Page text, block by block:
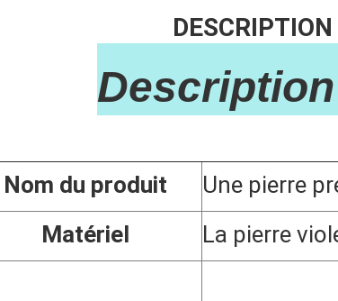
Nom du produit
Une pierre
Matériel
La pierre